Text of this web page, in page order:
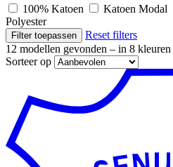
100% Katoen Katoen Modal
Polyester
Filter toepassen
Reset filters
12 modellen gevonden – in 8 kleuren
Sorteer op